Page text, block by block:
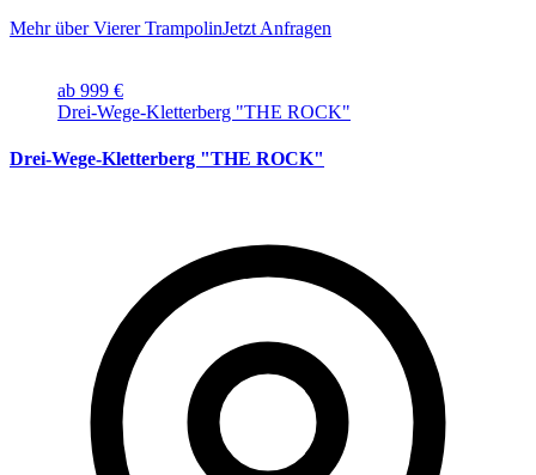
Mehr über Vierer TrampolinJetzt Anfragen
ab 999 €
Drei-Wege-Kletterberg "THE ROCK"
Drei-Wege-Kletterberg "THE ROCK"